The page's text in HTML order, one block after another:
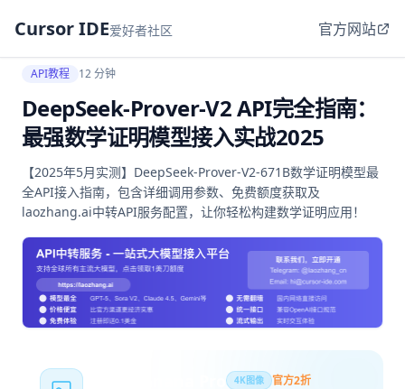
Cursor IDE爱好者社区 官方网站
API教程 12 分钟
DeepSeek-Prover-V2 API完全指南：
最强数学证明模型接入实战2025
【2025年5月实测】DeepSeek-Prover-V2-671B数学证明模型最
全API接入指南，包含详细调用参数、免费额度获取及
laozhang.ai中转API服务配置，让你轻松构建数学证明应用！
4K图像 官方2折